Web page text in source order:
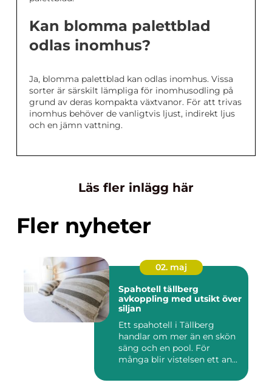
Kan blomma palettblad
odlas inomhus?
Ja, blomma palettblad kan odlas inomhus. Vissa
sorter är särskilt lämpliga för inomhusodling på
grund av deras kompakta växtvanor. För att trivas
inomhus behöver de vanligtvis ljust, indirekt ljus
och en jämn vattning.
Läs fler inlägg här
Fler nyheter
02. maj
Spahotell tällberg
avkoppling med utsikt över
siljan
Ett spahotell i Tällberg
handlar om mer än en skön
säng och en pool. För
många blir vistelsen ett an...